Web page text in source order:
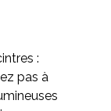
:
pas à